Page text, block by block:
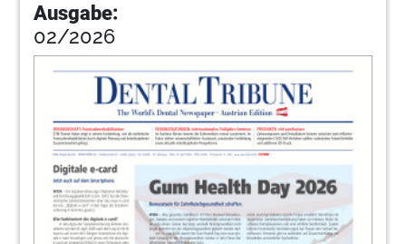
11Ein Jubiläum, das Zeichen setzt
Redaktion
Parodontologie im Fokus
Redaktion
Wenn die Schleimhaut Warnzeichen setzt
Zwischen Behandlungsstuhl und
Buchhaltung
Ausgabe:
02/2026